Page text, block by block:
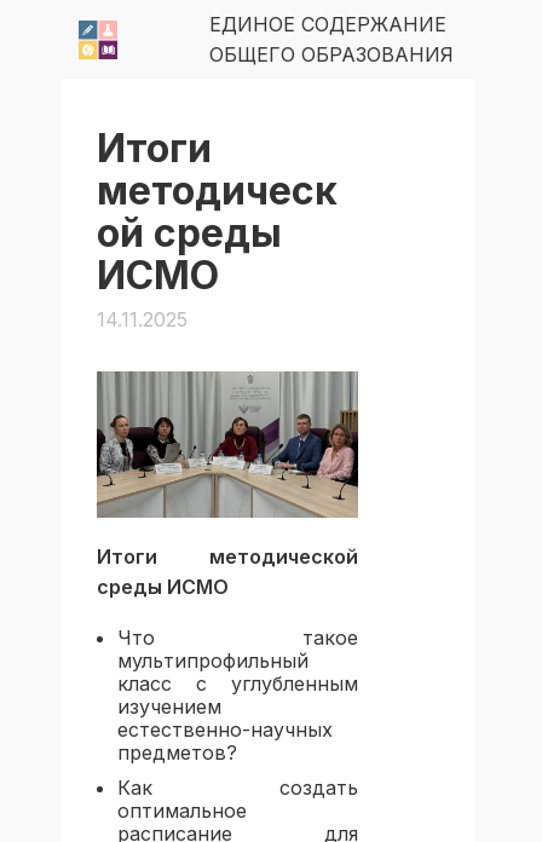
ЕДИНОЕ СОДЕРЖАНИЕ
ОБЩЕГО ОБРАЗОВАНИЯ
Итоги
методическ
ой среды
ИСМО
14.11.2025
Итоги методической
среды ИСМО
Что такое
мультипрофильный
класс с углубленным
изучением
естественно-научных
предметов?
Как создать
оптимальное
расписание для